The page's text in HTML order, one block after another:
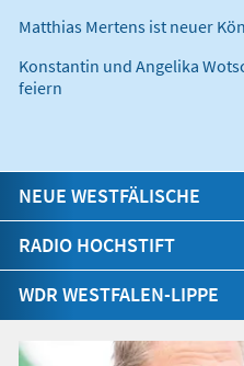
Matthias Mertens ist neuer
Konstantin und Angelika
feiern
NEUE WESTFÄLISCHE
RADIO HOCHSTIFT
WDR WESTFALEN-LIPPE